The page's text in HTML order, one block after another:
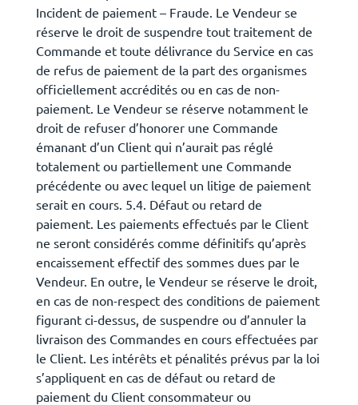
Incident de paiement – Fraude. Le Vendeur se
réserve le droit de suspendre tout traitement de
Commande et toute délivrance du Service en cas
de refus de paiement de la part des organismes
officiellement accrédités ou en cas de non-
paiement. Le Vendeur se réserve notamment le
droit de refuser d’honorer une Commande
émanant d’un Client qui n’aurait pas réglé
totalement ou partiellement une Commande
précédente ou avec lequel un litige de paiement
serait en cours. 5.4. Défaut ou retard de
paiement. Les paiements effectués par le Client
ne seront considérés comme définitifs qu’après
encaissement effectif des sommes dues par le
Vendeur. En outre, le Vendeur se réserve le droit,
en cas de non-respect des conditions de paiement
figurant ci-dessus, de suspendre ou d’annuler la
livraison des Commandes en cours effectuées par
le Client. Les intérêts et pénalités prévus par la loi
s’appliquent en cas de défaut ou retard de
paiement du Client consommateur ou